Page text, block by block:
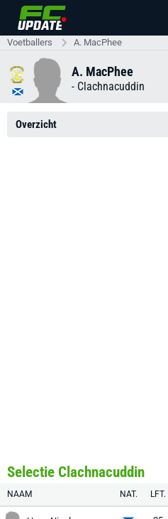
Voetballers A. MacPhee
A. MacPhee
- Clachnacuddin
Overzicht
Selectie Clachnacuddin
NAAM NAT. LFT.